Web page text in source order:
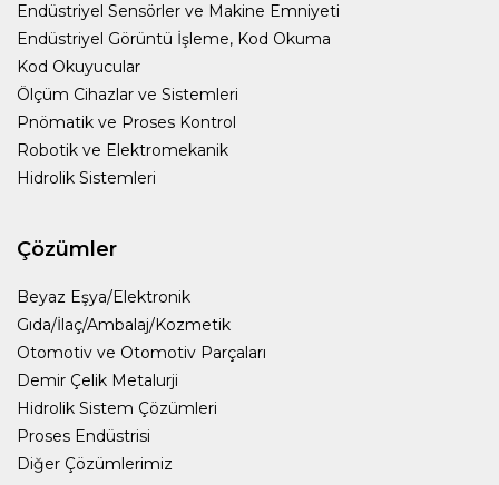
Endüstriyel Sensörler ve Makine Emniyeti
Endüstriyel Görüntü İşleme, Kod Okuma
Kod Okuyucular
Ölçüm Cihazlar ve Sistemleri
Pnömatik ve Proses Kontrol
Robotik ve Elektromekanik
Hidrolik Sistemleri
Çözümler
Beyaz Eşya/Elektronik
Gıda/İlaç/Ambalaj/Kozmetik
Otomotiv ve Otomotiv Parçaları
Demir Çelik Metalurji
Hidrolik Sistem Çözümleri
Proses Endüstrisi
Diğer Çözümlerimiz